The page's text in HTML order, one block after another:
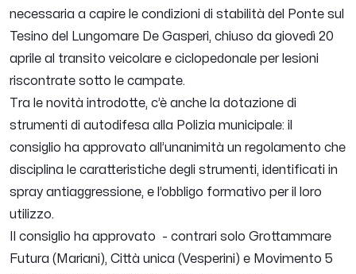
necessaria a capire le condizioni di stabilità del Ponte sul
Tesino del Lungomare De Gasperi, chiuso da giovedì 20
aprile al transito veicolare e ciclopedonale per lesioni
riscontrate sotto le campate.
Tra le novità introdotte, c’è anche la dotazione di
strumenti di autodifesa alla Polizia municipale: il
consiglio ha approvato all’unanimità un regolamento che
disciplina le caratteristiche degli strumenti, identificati in
spray antiaggressione, e l’obbligo formativo per il loro
utilizzo.
Il consiglio ha approvato - contrari solo Grottammare
Futura (Mariani), Città unica (Vesperini) e Movimento 5